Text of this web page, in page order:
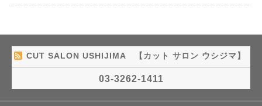
CUT SALON USHIJIMA 【カット サロン ウシジマ】
03-3262-1411